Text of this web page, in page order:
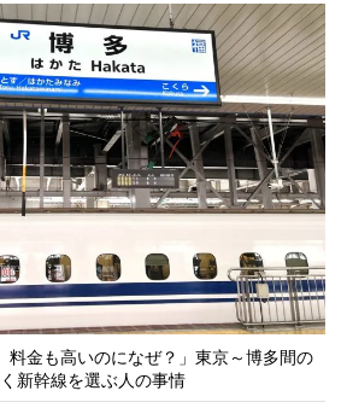
料金も高いのになぜ？」東京～博多間の
新幹線を選ぶ人の事情